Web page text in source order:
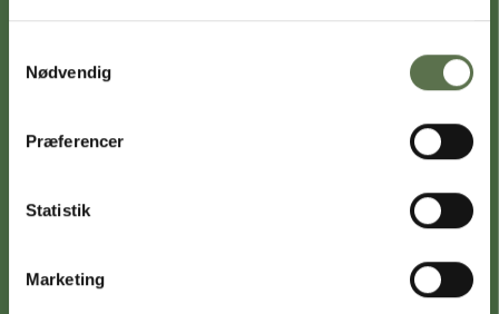
Nødvendig
Præferencer
Statistik
Marketing
VALSEMØLLEN FOR FAGFOLK